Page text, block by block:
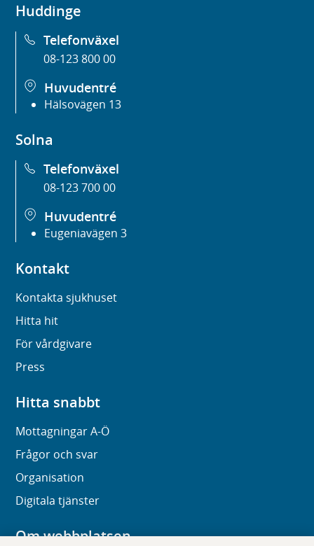
Huddinge
Telefonväxel
08-123 800 00
Huvudentré
Hälsovägen 13
Solna
Telefonväxel
08-123 700 00
Huvudentré
Eugeniavägen 3
Kontakt
Kontakta sjukhuset
Hitta hit
För vårdgivare
Press
Hitta snabbt
Mottagningar A-Ö
Frågor och svar
Organisation
Digitala tjänster
Om webbplatsen